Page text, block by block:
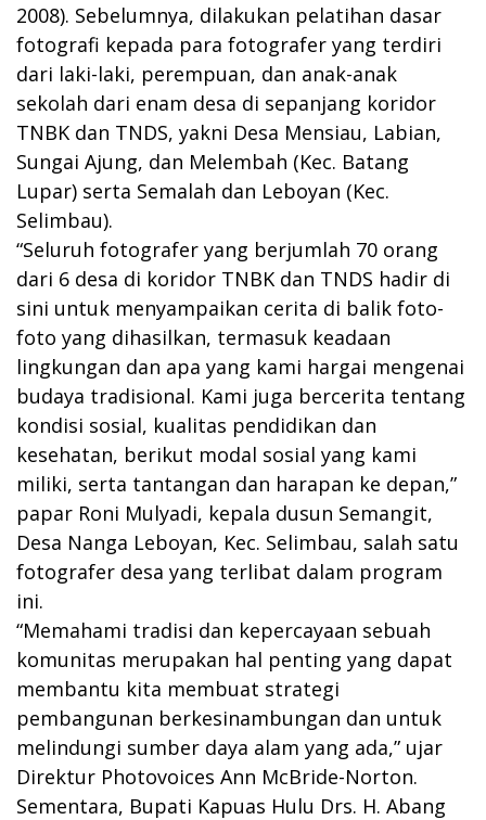
2008). Sebelumnya, dilakukan pelatihan dasar
fotografi kepada para fotografer yang terdiri
dari laki-laki, perempuan, dan anak-anak
sekolah dari enam desa di sepanjang koridor
TNBK dan TNDS, yakni Desa Mensiau, Labian,
Sungai Ajung, dan Melembah (Kec. Batang
Lupar) serta Semalah dan Leboyan (Kec.
Selimbau).
“Seluruh fotografer yang berjumlah 70 orang
dari 6 desa di koridor TNBK dan TNDS hadir di
sini untuk menyampaikan cerita di balik foto-
foto yang dihasilkan, termasuk keadaan
lingkungan dan apa yang kami hargai mengenai
budaya tradisional. Kami juga bercerita tentang
kondisi sosial, kualitas pendidikan dan
kesehatan, berikut modal sosial yang kami
miliki, serta tantangan dan harapan ke depan,”
papar Roni Mulyadi, kepala dusun Semangit,
Desa Nanga Leboyan, Kec. Selimbau, salah satu
fotografer desa yang terlibat dalam program
ini.
“Memahami tradisi dan kepercayaan sebuah
komunitas merupakan hal penting yang dapat
membantu kita membuat strategi
pembangunan berkesinambungan dan untuk
melindungi sumber daya alam yang ada,” ujar
Direktur Photovoices Ann McBride-Norton.
Sementara, Bupati Kapuas Hulu Drs. H. Abang